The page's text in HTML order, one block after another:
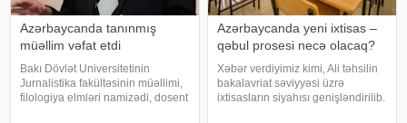
Azərbaycanda tanınmış
müəllim vəfat etdi
Bakı Dövlət Universitetinin
Jurnalistika fakültəsinin müəllimi,
filologiya elmləri namizədi, dosent
Azərbaycanda yeni ixtisas –
qəbul prosesi necə olacaq?
Xəbər verdiyimiz kimi, Ali təhsilin
bakalavriat səviyyəsi üzrə
ixtisasların siyahısı genişləndirilib.